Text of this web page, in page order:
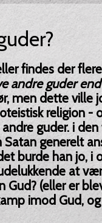
findes der
andre guder
men dette ville
religion -
guder. i
Satan generelt
burde han jo, i
at
Gud? (eller er
imod Gud,